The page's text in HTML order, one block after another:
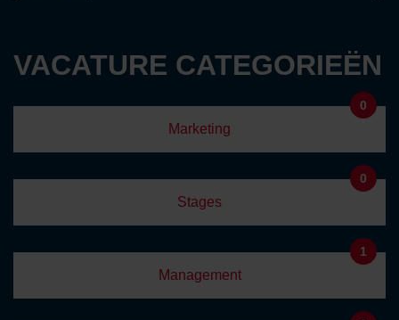
VACATURE CATEGORIEËN
Marketing
0
Stages
0
Management
1